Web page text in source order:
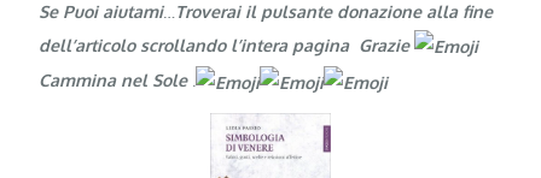
Se Puoi aiutami… Troverai il pulsante donazione alla fine
dell’articolo scrollando l’intera pagina Grazie
Cammina nel Sole.